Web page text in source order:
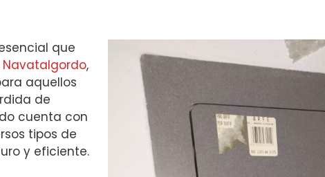
que
Navatalgordo,
aquellos
de
cuenta con
tipos de
y eficiente.